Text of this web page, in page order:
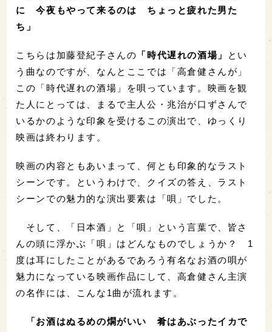
に 今夜もやって来るのは ちょっと疲れた男た
ち」
こちらは加藤登紀子さんの 「時代遅れの酒場」
とい
う曲なのですが、なんとここでは「高倉健さんが」
この「時代遅れの酒場」を唄っています。映画を観
た人にとっては、まるで主人公・兆治が口ずさんで
いるかのような印象を受けるこの演出で、ゆっくり
映画は終わります。
映画の内容ともあいまって、何とも印象的なラスト
シーンです。というわけで、 クイズの答え、ラスト
シーンでの魅力的な演出要素は「唄」でした。
そして、「日本酒」と「唄」という言葉で、皆さ
んの頭に浮かぶ「唄」はどんなものでしょうか？ 1
度は耳にしたことがあるであろう有名なお酒の唄が
魅力になっている映画作品にして、高倉健さん主演
の名作には、こんな1曲が流れます。
「お酒はぬるめの燗がいい 肴はあぶったイカで